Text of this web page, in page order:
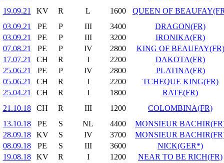
19.09.21
KV R L 1600
QUEEN OF
03.09.21
PE P III 3400
DRAGON(FR)
03.09.21
PE P III 3200
IRONIKA(FR)
07.08.21
PE P IV 2800
KING OF BEAUFAY(FR)
17.07.21
CH R I 2200
DAKOTA(FR)
25.06.21
PE P IV 2800
PLATINA(FR)
05.06.21
CH R I 2200
TCHEQUE KING(FR)
25.04.21
CH R I 1800
RATE(FR)
21.10.18
CH R III 1200
COLOMBINA(FR)
13.10.18
PE S NL 4400
MONSIEUR
28.09.18
KV S IV 3700
MONSIEUR
08.09.18
PE S III 3600
NICK(GER*)
19.08.18
KV R I 1200
NEAR TO BE RICH(FR)